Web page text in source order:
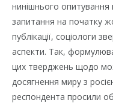
нинішнього
запитання на початку
публікації, соціологи
аспекти. Так,
цих тверджень щодо
досягнення миру з
респондента просили